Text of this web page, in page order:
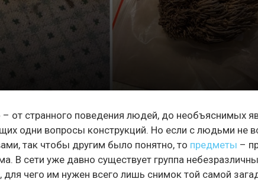
от странного поведения людей, до необъяснимых
одни вопросы конструкций. Но если с людьми не
так чтобы другим было понятно, то предметы –
В сети уже давно существует группа
чего им нужен всего лишь снимок той самой